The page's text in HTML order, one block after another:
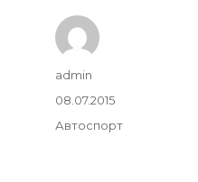
Author
admin
Posted
08.07.2015
Categories
Автоспорт